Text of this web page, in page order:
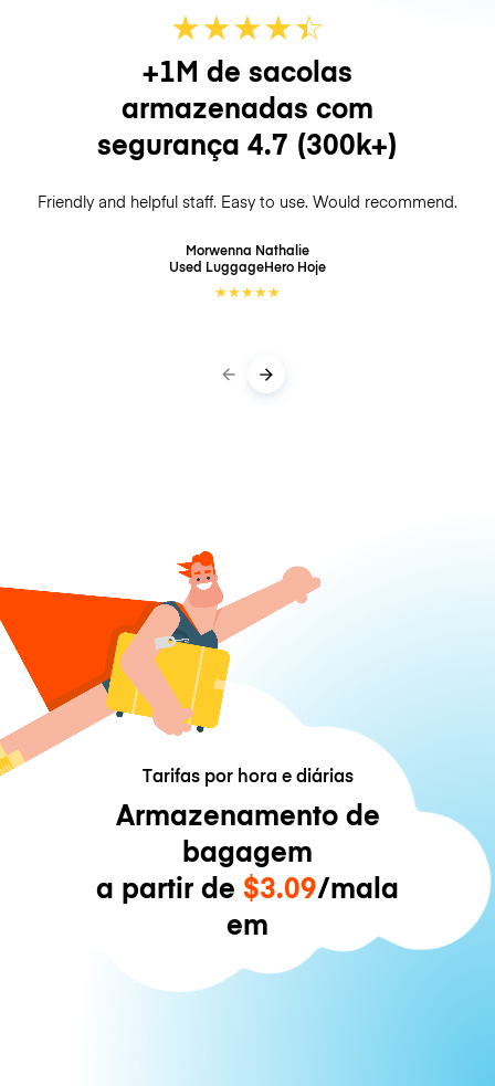
★★★★☆
★
+1M de sacolas
armazenadas com
segurança 4.7 (300k+)
Friendly and helpful staff. Easy to use. Would recommend.
Morwenna Nathalie
Used LuggageHero Hoje
★★★★★
Tarifas por hora e diárias
Armazenamento de
bagagem
a partir de $3.09/mala
em